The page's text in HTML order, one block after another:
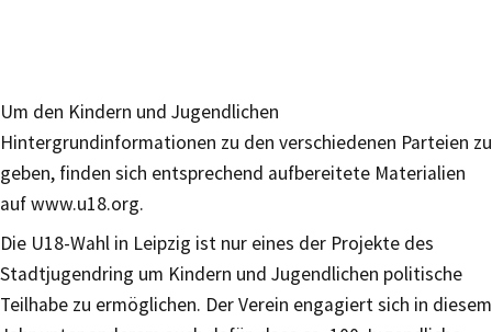
Um den Kindern und Jugendlichen
Hintergrundinformationen zu den verschiedenen Parteien zu
geben, finden sich entsprechend aufbereitete Materialien
auf www.u18.org.
Die U18-Wahl in Leipzig ist nur eines der Projekte des
Stadtjugendring um Kindern und Jugendlichen politische
Teilhabe zu ermöglichen. Der Verein engagiert sich in diesem